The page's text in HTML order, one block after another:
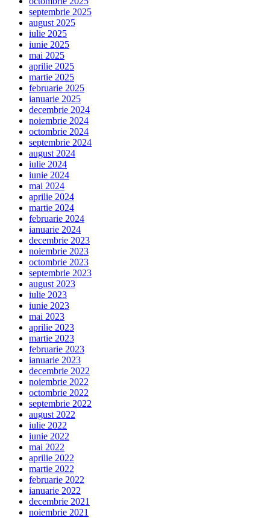
septembrie 2025
august 2025
iulie 2025
iunie 2025
mai 2025
aprilie 2025
martie 2025
februarie 2025
ianuarie 2025
decembrie 2024
noiembrie 2024
octombrie 2024
septembrie 2024
august 2024
iulie 2024
iunie 2024
mai 2024
aprilie 2024
martie 2024
februarie 2024
ianuarie 2024
decembrie 2023
noiembrie 2023
octombrie 2023
septembrie 2023
august 2023
iulie 2023
iunie 2023
mai 2023
aprilie 2023
martie 2023
februarie 2023
ianuarie 2023
decembrie 2022
noiembrie 2022
octombrie 2022
septembrie 2022
august 2022
iulie 2022
iunie 2022
mai 2022
aprilie 2022
martie 2022
februarie 2022
ianuarie 2022
decembrie 2021
noiembrie 2021